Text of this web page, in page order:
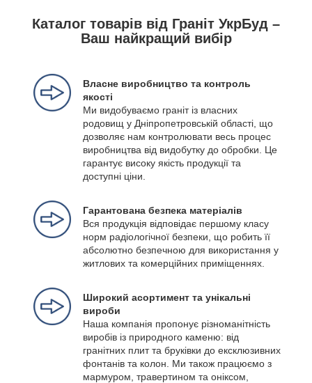
Каталог товарів від Граніт УкрБуд –
Ваш найкращий вибір
Власне виробництво та контроль
якості
Ми видобуваємо граніт із власних
родовищ у Дніпропетровській області, що
дозволяє нам контролювати весь процес
виробництва від видобутку до обробки. Це
гарантує високу якість продукції та
доступні ціни.
Гарантована безпека матеріалів
Вся продукція відповідає першому класу
норм радіологічної безпеки, що робить її
абсолютно безпечною для використання у
житлових та комерційних приміщеннях.
Широкий асортимент та унікальні
вироби
Наша компанія пропонує різноманітність
виробів із природного каменю: від
гранітних плит та бруківки до ексклюзивних
фонтанів та колон. Ми також працюємо з
мармуром, травертином та оніксом,